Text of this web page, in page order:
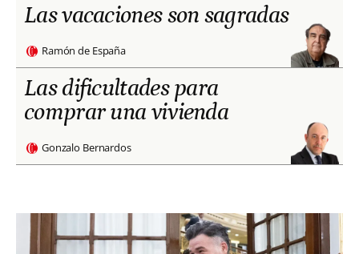
Las vacaciones son sagradas
Ramón de España
Las dificultades para
comprar una vivienda
Gonzalo Bernardos